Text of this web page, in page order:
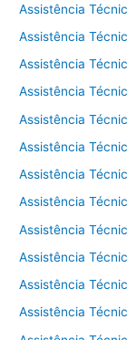
Assistência
Assistência
Assistência
Assistência
Assistência
Assistência
Assistência
Assistência
Assistência
Assistência
Assistência
Assistência